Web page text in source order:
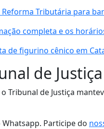
Tributária para
completa e os
de figurino cênico em
de Justiça
Tribunal de Justiça
Whatsapp. Participe do